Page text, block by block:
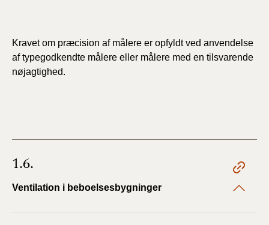
Kravet om præcision af målere er opfyldt ved anvendelse
af typegodkendte målere eller målere med en tilsvarende
nøjagtighed.
1.6.
Ventilation i beboelsesbygninger